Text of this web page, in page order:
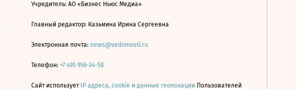
Учредитель: АО «Бизнес Ньюс Медиа»
Главный редактор: Казьмина Ирина Сергеевна
Электронная почта: news@vedomosti.ru
Телефон: +7 495 956-34-58
Сайт использует IP адреса, cookie и данные геолокации Пользователей